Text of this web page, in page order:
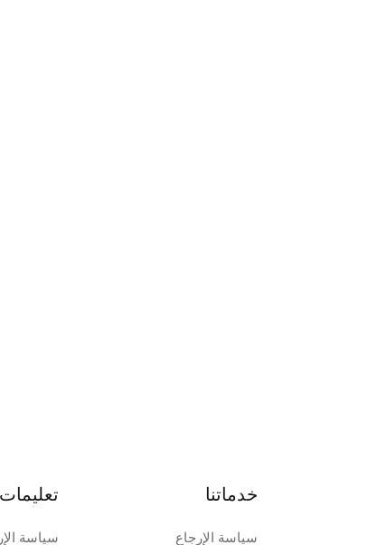
خدماتنا
سياسة الإرجاع سياسة